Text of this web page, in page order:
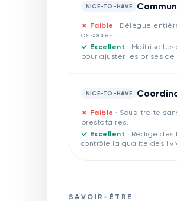
NICE-TO-HAVE
✗ Faible · Délègue
associés.
✓ Excellent · Maîtrise les
pour ajuster les prises de
NICE-TO-HAVE
✗ Faible · Sous-traite
prestataires.
✓ Excellent · Rédige des
contrôle la qualité des
SAVOIR-ÊTRE